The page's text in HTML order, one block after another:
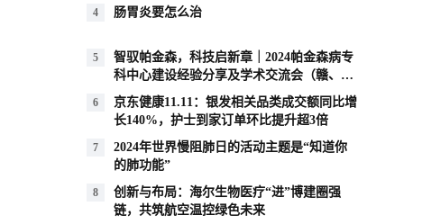
4 肠胃炎要怎么治
5
智驭帕金森，科技启新章｜2024帕金森病专
科中心建设经验分享及学术交流会（赣、
闽、鄂区域） 在南昌成功举办
6
京东健康11.11：银发相关品类成交额同比增
长140%，护士到家订单环比提升超3倍
7
2024年世界慢阻肺日的活动主题是“知道你
的肺功能”
8
创新与布局：海尔生物医疗“进”博建圈强
链，共筑航空温控绿色未来